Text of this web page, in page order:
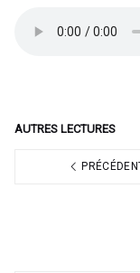
AUTRES LECTURES